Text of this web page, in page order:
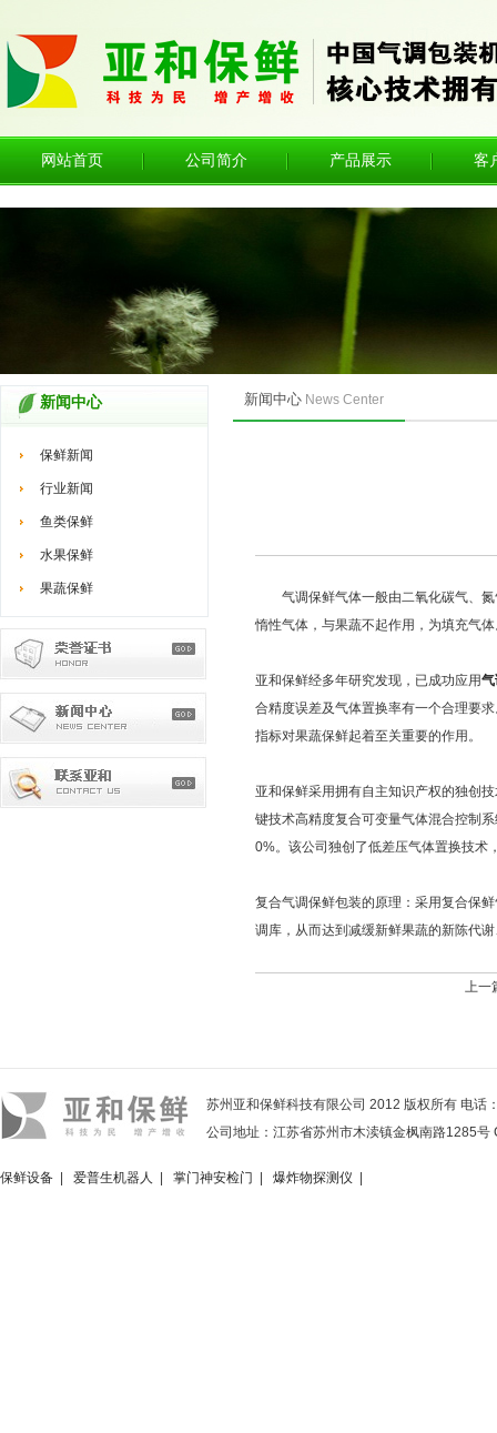
网站首页 公司简介 产品展示 客
新闻中心
保鲜新闻
行业新闻
鱼类保鲜
水果保鲜
果蔬保鲜
新闻中心 News Center
气调保鲜气体一般由二氧化碳气、氮
惰性气体，与果蔬不起作用，为填充气
亚和保鲜经多年研究发现，已成功应用
合精度误差及气体置换率有一个合理要
指标对果蔬保鲜起着至关重要的作用。
亚和保鲜采用拥有自主知识产权的独创
键技术高精度复合可变量气体混合控制
0%。该公司独创了低差压气体置换技术
复合气调保鲜包装的原理：采用复合保
调库，从而达到减缓新鲜果蔬的新陈代
上一
苏州亚和保鲜科技有限公司 2012 版权所有 电
公司地址：江苏省苏州市木渎镇金枫南路1285
保鲜设备 爱普生机器人 掌门神安检门 爆炸物探测仪